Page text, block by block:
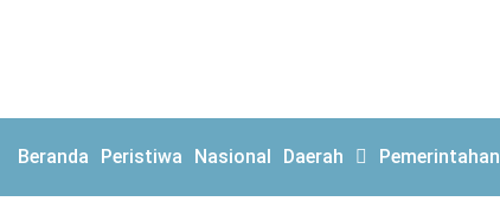
Beranda Peristiwa Nasional Daerah Pemerintahan